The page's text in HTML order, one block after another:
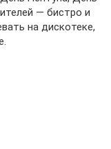
— бистро и
на дискотеке,